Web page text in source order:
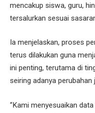
mencakup siswa, guru,
tersalurkan sesuai
Ia menjelaskan, proses
terus dilakukan guna
ini penting, terutama di
seiring adanya
“Kami menyesuaikan